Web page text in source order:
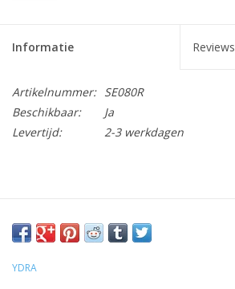
Informatie Reviews
Artikelnummer: SE080R
Beschikbaar:
Ja
Levertijd:
2-3 werkdagen
YDRA